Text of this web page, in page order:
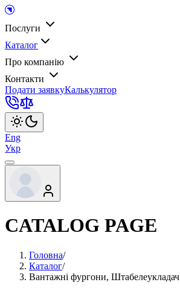
Послуги
Каталог
Про компанію
Контакти
Подати заявкуКалькулятор
Eng
Укр
CATALOG PAGE
Головна/
Каталог/
Вантажні фургони, Штабелеукладач